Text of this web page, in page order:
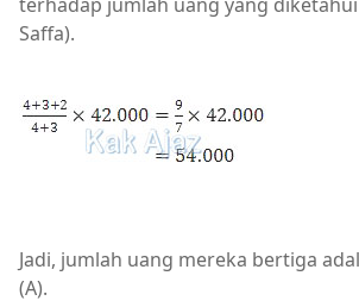
Saffa).
Jadi, jumlah uang mereka bertiga
(A).